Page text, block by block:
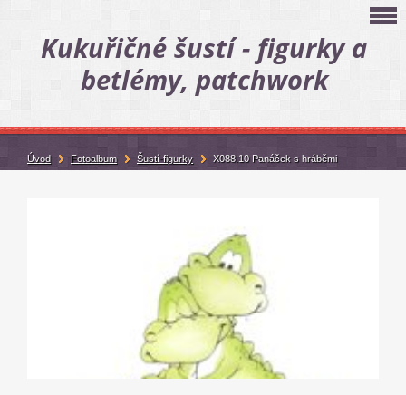
Kukuřičné šustí - figurky a
betlémy, patchwork
Úvod Fotoalbum Šustí-figurky X088.10 Panáček s hráběmi